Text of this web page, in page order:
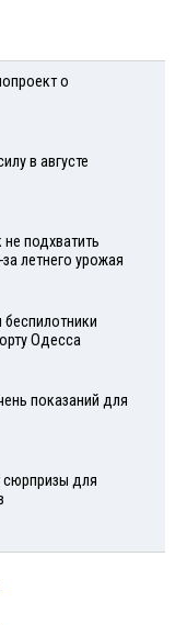
о
в августе
подхватить
летнего урожая
Одесса
показаний для
сюрпризы для